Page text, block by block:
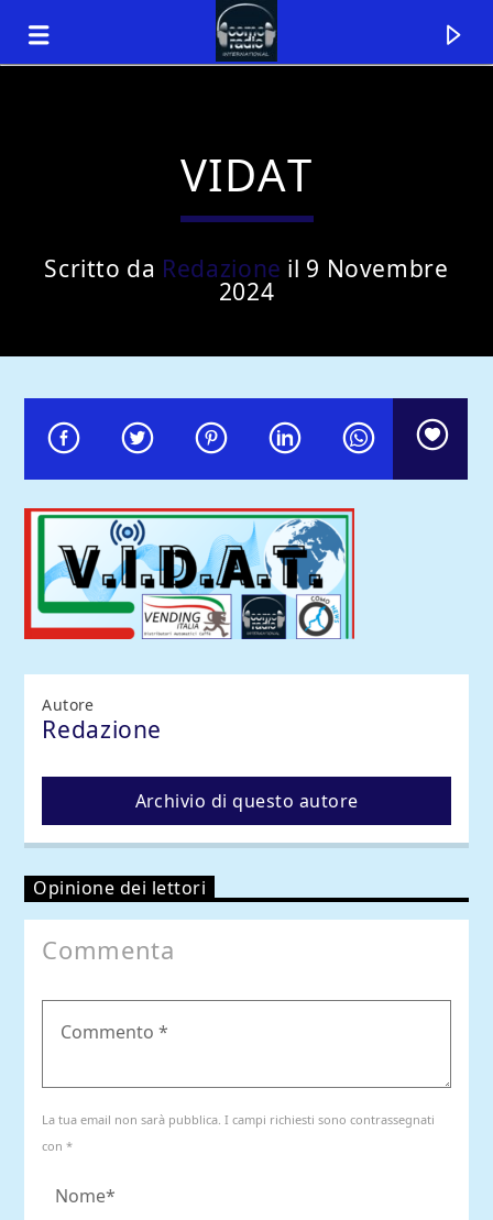
Titolo
Artista
VIDAT
Scritto da Redazione il 9 Novembre
2024
Autore
Redazione
Archivio di questo autore
Opinione dei lettori
Commenta
La tua email non sarà pubblica. I campi richiesti sono contrassegnati
con *